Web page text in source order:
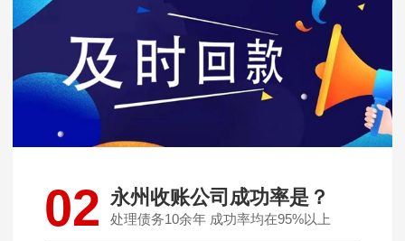
02 永州收账公司成功率是？
处理债务10余年 成功率均在95%以上